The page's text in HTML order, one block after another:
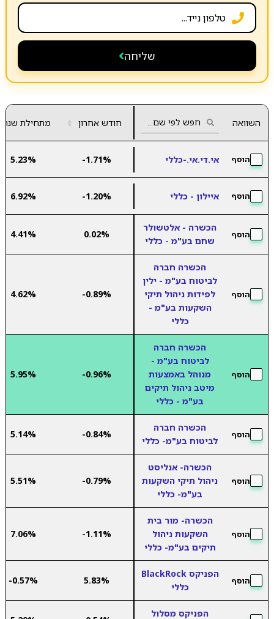
שליחה
השוואה חודש אחרון ▲
▼ מתחילת שנה
הוסף אי.די.אי.-כללי -1.71%
5.23%
הוסף איילון - כללי -1.20%
6.92%
הוסף
הכשרה - אלטשולר
שחם בע"מ - כללי
0.02%
4.41%
הוסף
הכשרה חברה
לביטוח בע"מ - ילין
לפידות ניהול תיקי
השקעות בע"מ -
כללי
-0.89%
4.62%
הוסף
הכשרה חברה
לביטוח בע"מ -
מנוהל באמצעות
מיטב ניהול תיקים
בע"מ - כללי
-0.96%
5.95%
הוסף
הכשרה חברה
לביטוח בע"מ- כללי
-0.84%
5.14%
הוסף
הכשרה- אנליסט
ניהול תיקי השקעות
בע"מ- כללי
-0.79%
5.51%
הוסף
הכשרה- מור בית
השקעות ניהול
תיקים בע"מ- כללי
-1.11%
7.06%
הוסף
הפניקס BlackRock
כללי
5.83%
-0.57%
הפניקס מסלול